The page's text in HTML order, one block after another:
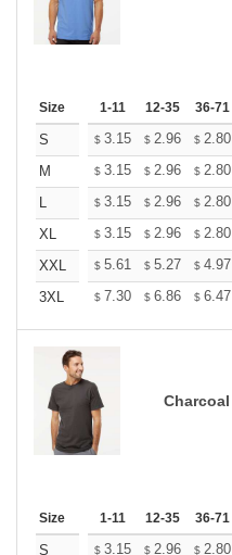
Size 1-11 12-35 36-71
S $ 3.15 $ 2.96 $ 2.80
M
$ 3.15 $ 2.96 $ 2.80
L
$ 3.15 $ 2.96 $ 2.80
XL
$ 3.15 $ 2.96 $ 2.80
XXL
$ 5.61 $ 5.27 $ 4.97
3XL
$ 7.30 $ 6.86 $ 6.47
Charcoal
Size 1-11 12-35 36-71
S $ 3.15 $ 2.96 $ 2.80